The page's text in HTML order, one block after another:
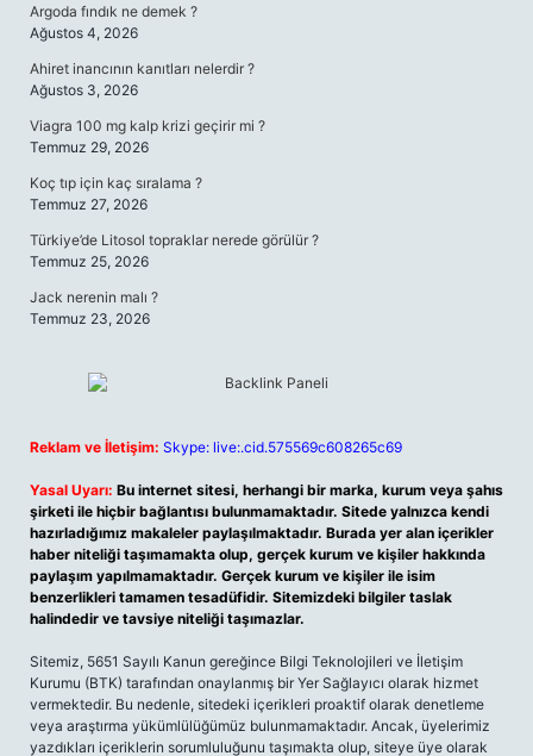
Argoda fındık ne demek ?
Ağustos 4, 2026
Ahiret inancının kanıtları nelerdir ?
Ağustos 3, 2026
Viagra 100 mg kalp krizi geçirir mi ?
Temmuz 29, 2026
Koç tıp için kaç sıralama ?
Temmuz 27, 2026
Türkiye’de Litosol topraklar nerede görülür ?
Temmuz 25, 2026
Jack nerenin malı ?
Temmuz 23, 2026
Reklam ve İletişim: Skype: live:.cid.575569c608265c69
Yasal Uyarı: Bu internet sitesi, herhangi bir marka, kurum veya şahıs
şirketi ile hiçbir bağlantısı bulunmamaktadır. Sitede yalnızca kendi
hazırladığımız makaleler paylaşılmaktadır. Burada yer alan içerikler
haber niteliği taşımamakta olup, gerçek kurum ve kişiler hakkında
paylaşım yapılmamaktadır. Gerçek kurum ve kişiler ile isim
benzerlikleri tamamen tesadüfidir. Sitemizdeki bilgiler taslak
halindedir ve tavsiye niteliği taşımazlar.
Sitemiz, 5651 Sayılı Kanun gereğince Bilgi Teknolojileri ve İletişim
Kurumu (BTK) tarafından onaylanmış bir Yer Sağlayıcı olarak hizmet
vermektedir. Bu nedenle, sitedeki içerikleri proaktif olarak denetleme
veya araştırma yükümlülüğümüz bulunmamaktadır. Ancak, üyelerimiz
yazdıkları içeriklerin sorumluluğunu taşımakta olup, siteye üye olarak